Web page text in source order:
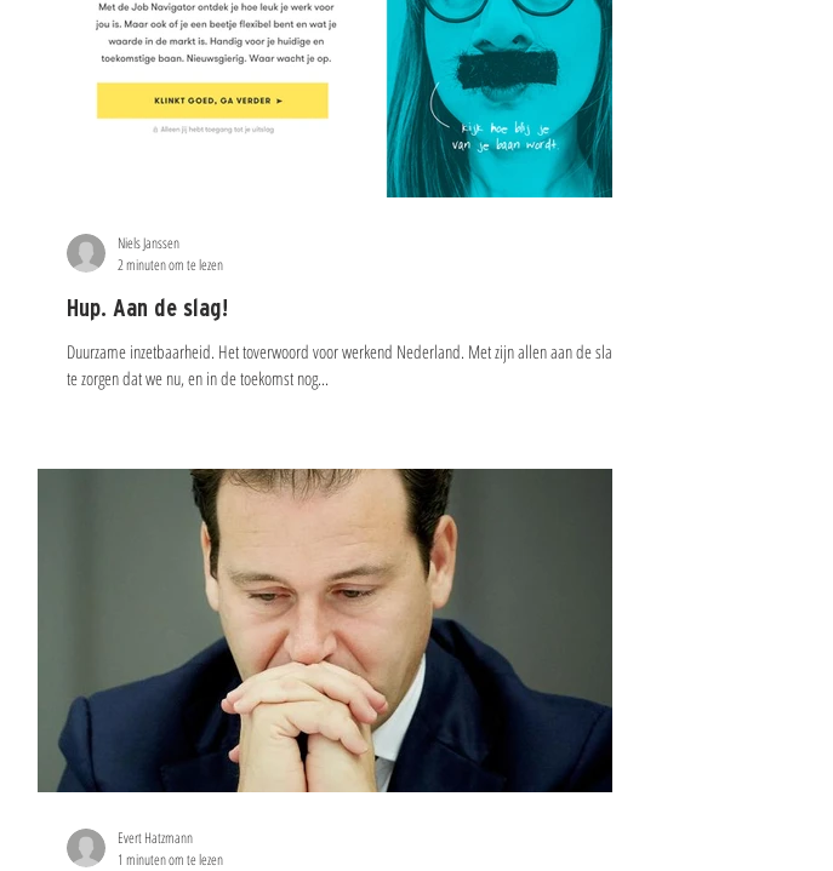
Hup. Aan de slag!
Duurzame inzetbaarheid. Het toverwoord voor werkend Nederland. Met zijn allen aan de slag om
te zorgen dat we nu, en in de toekomst nog...
Niels Janssen
2 minuten om te lezen
Evert Hatzmann
1 minuten om te lezen